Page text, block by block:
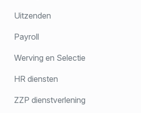
Uitzenden
Payroll
Werving en Selectie
HR diensten
ZZP dienstverlening